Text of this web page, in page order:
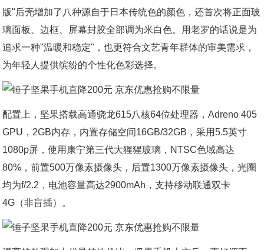
版"后壳增加了八种源自于日本传统色的颜色，还首次将正面玻
璃面板、边框、屏幕封胶全部调为米白色。用老罗的话说是为
追求一种"温暖和稳定"，也更符合文艺青年群体的审美需求，
为年轻人提供缤纷的个性化色彩选择。
配置上，坚果搭载高通骁龙615八核64位处理器，Adreno 405
GPU，2GB内存，内置存储空间16GB/32GB，采用5.5英寸
1080p屏，使用康宁第三代大猩猩玻璃，NTSC色域高达
80%，前置500万像素摄像头，后置1300万像素摄像头，光圈
均为f/2.2，电池容量高达2900mAh，支持移动联通双卡
4G（非盲插）。